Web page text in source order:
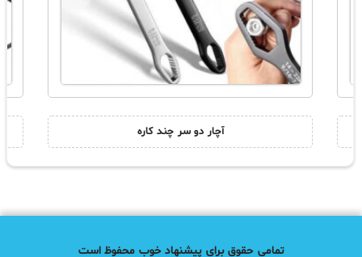
آچار دو سر چند کاره
تمامی حقوق برای پیشنهاد خوب محفوظ است